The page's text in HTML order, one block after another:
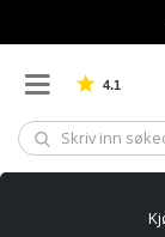
4.1